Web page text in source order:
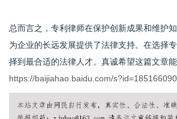
总而言之，专利律师在保护创新成果和维护
为企业的长远发展提供了法律支持。在选择
择到最合适的法律人才。真诚希望这篇文章
https://baijiahao.baidu.com/